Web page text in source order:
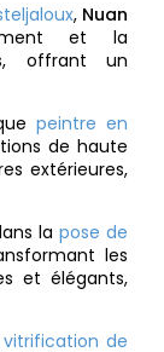
, Nuan
et la
offrant un
peintre en
de haute
extérieures,
lapose de
les
et élégants,
de